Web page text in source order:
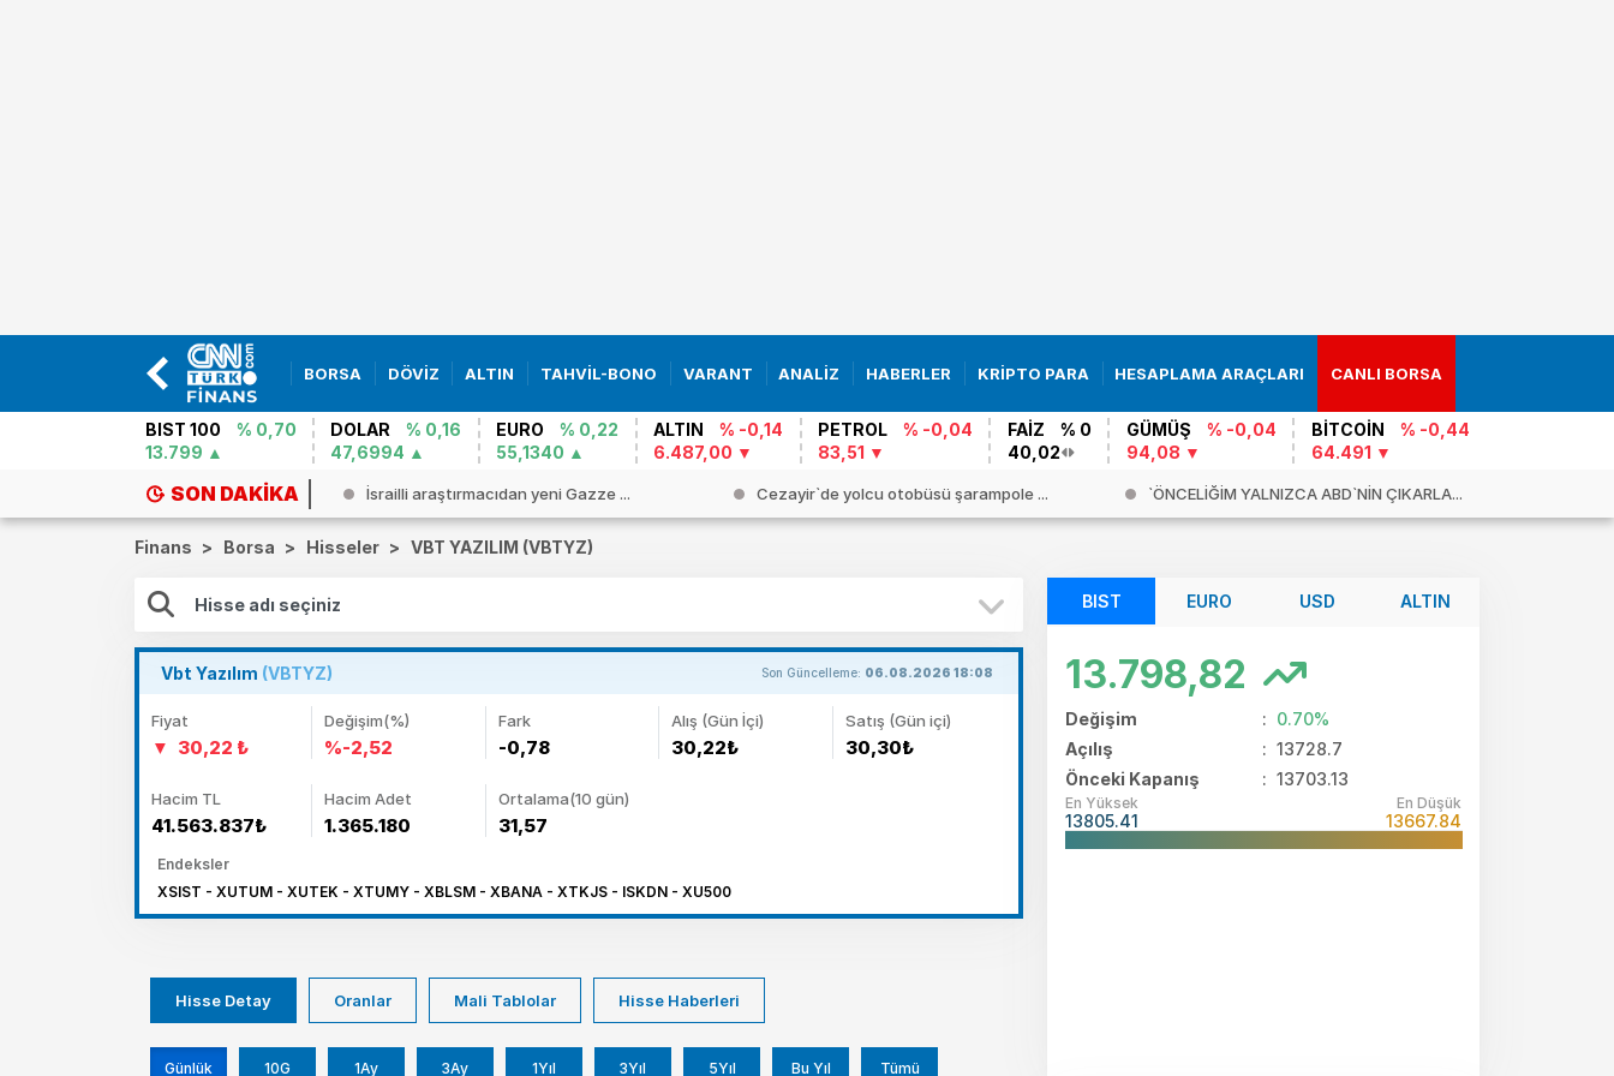
BORSA DÖVİZ ALTIN TAHVİL-BONO VARANT ANALİZ HABERLER KRİPTO PARA HESAPLAMA ARAÇLARI CANLI BORSA
BIST 100
% 0,70
13.799
DOLAR
% 0,16
47,6994
EURO
% 0,22
55,1340
ALTIN
% -0,14
6.487,00
PETROL
% -0,04
83,51
FAİZ
% 0
40,02
GÜMÜŞ
% -0,04
94,08
BİTCOİN
% -0,44
64.491
SON DAKIKA
yolcu otobüsü devrildi: ... İsrailli araştırmacıdan yeni Gazze ... Cezayir`de yolcu otobüsü şarampole ... `ÖNCELİĞİM YALNIZCA ABD`NİN ÇIKARLA...
Finans > Borsa > Hisseler > VBT YAZILIM (VBTYZ)
Vbt Yazılım (VBTYZ) Son Güncelleme: 06.08.2026 18:08
Fiyat
30,22 ₺
Değişim(%)
%-2,52
Fark
-0,78
Alış (Gün İçi)
30,22₺
Satış (Gün içi)
30,30₺
Hacim TL
41.563.837₺
Hacim Adet
1.365.180
Ortalama(10 gün)
31,57
Endeksler
XSIST - XUTUM - XUTEK - XTUMY - XBLSM - XBANA - XTKJS - ISKDN - XU500
Hisse Detay Oranlar Mali Tablolar Hisse Haberleri
Günlük 10G 1Ay 3Ay 1Yıl 3Yıl 5Yıl Bu Yıl Tümü
BIST EURO USD ALTIN
13.798,82
Değişim : 0.70%
Açılış
: 13728.7
Önceki Kapanış
: 13703.13
En Yüksek
13805.41
En Düşük
13667.84